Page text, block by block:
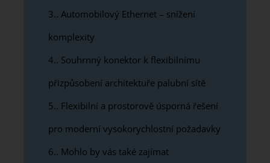
3. Automobilový Ethernet – snížení
komplexity
4. Souhrnný konektor k flexibilnímu
přizpůsobení architektuře palubní sítě
5. Flexibilní a prostorově úsporná řešení
pro moderní vysokorychlostní požadavky
6. Mohlo by vás také zajímat